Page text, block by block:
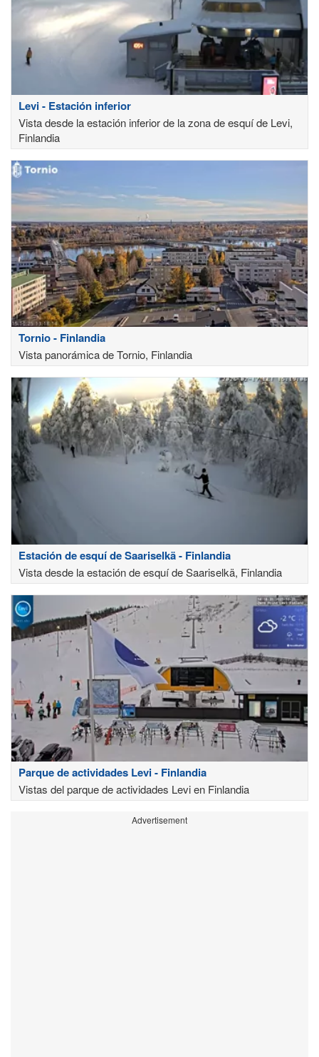
Levi - Estación inferior
Vista desde la estación inferior de la zona de esquí de Levi,
Finlandia
Tornio - Finlandia
Vista panorámica de Tornio, Finlandia
Estación de esquí de Saariselkä - Finlandia
Vista desde la estación de esquí de Saariselkä, Finlandia
Parque de actividades Levi - Finlandia
Vistas del parque de actividades Levi en Finlandia
Advertisement